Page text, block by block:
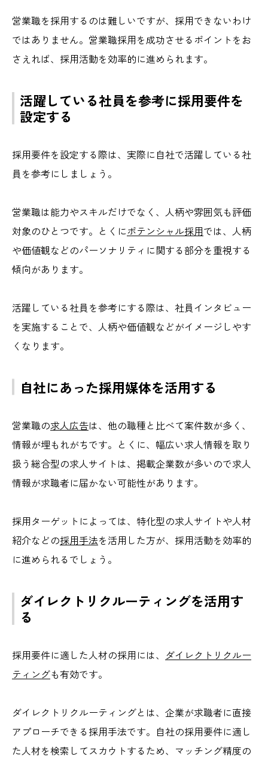
営業職を採用するのは難しいですが、採用できないわけ
ではありません。営業職採用を成功させるポイントをお
さえれば、採用活動を効率的に進められます。
活躍している社員を参考に採用要件を
設定する
採用要件を設定する際は、実際に自社で活躍している社
員を参考にしましょう。
営業職は能力やスキルだけでなく、人柄や雰囲気も評価
対象のひとつです。とくにポテンシャル採用では、人柄
や価値観などのパーソナリティに関する部分を重視する
傾向があります。
活躍している社員を参考にする際は、社員インタビュー
を実施することで、人柄や価値観などがイメージしやす
くなります。
自社にあった採用媒体を活用する
営業職の求人広告は、他の職種と比べて案件数が多く、
情報が埋もれがちです。とくに、幅広い求人情報を取り
扱う総合型の求人サイトは、掲載企業数が多いので求人
情報が求職者に届かない可能性があります。
採用ターゲットによっては、特化型の求人サイトや人材
紹介などの採用手法を活用した方が、採用活動を効率的
に進められるでしょう。
ダイレクトリクルーティングを活用す
る
採用要件に適した人材の採用には、 ダイレクトリクルー
ティングも有効です。
ダイレクトリクルーティングとは、企業が求職者に直接
アプローチできる採用手法です。自社の採用要件に適し
た人材を検索してスカウトするため、マッチング精度の